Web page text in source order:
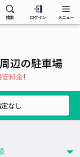
検索 ログイン メニュー
辺の駐車場
安料金!
なし